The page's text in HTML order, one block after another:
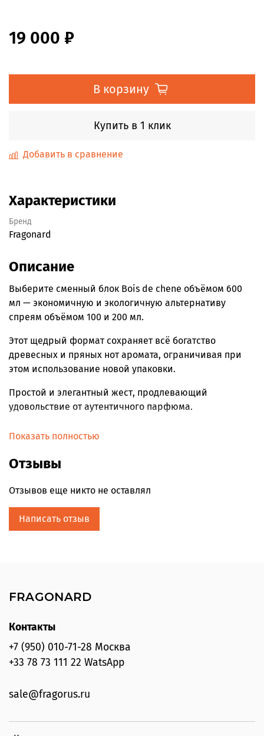
19 000 ₽
В корзину
Купить в 1 клик
Добавить в сравнение
Характеристики
Бренд
Fragonard
Описание
Выберите сменный блок Bois de chene объёмом 600
мл — экономичную и экологичную альтернативу
спреям объёмом 100 и 200 мл.
Этот щедрый формат сохраняет всё богатство
древесных и пряных нот аромата, ограничивая при
этом использование новой упаковки.
Простой и элегантный жест, продлевающий
удовольствие от аутентичного парфюма.
Он раскрывает ароматическую свежесть верхних нот,
мускуса, ванили и амбры.
Верхние ноты:menthe du Maroc, shiso, thé noir fumé
(Марокканская мята, шисо, копченый черный чай)
амбра)
Показать полностью
Отзывы
Отзывов еще никто не оставлял
Написать отзыв
FRAGONARD
Контакты
+7 (950) 010-71-28 Москва
+33 78 73 111 22 WatsApp
sale@fragorus.ru